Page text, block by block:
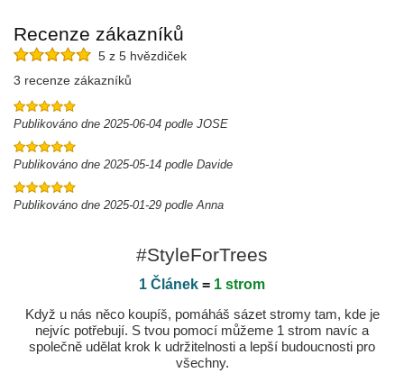
Recenze zákazníků
5 z 5 hvězdiček
3 recenze zákazníků
Publikováno dne 2025-06-04 podle JOSE
Publikováno dne 2025-05-14 podle Davide
Publikováno dne 2025-01-29 podle Anna
#StyleForTrees
1 Článek = 1 strom
Když u nás něco koupíš, pomáháš sázet stromy tam, kde je
nejvíc potřebují. S tvou pomocí můžeme 1 strom navíc a
společně udělat krok k udržitelnosti a lepší budoucnosti pro
všechny.